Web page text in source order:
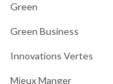
Green
Green Business
Innovations Vertes
Mieux Manger